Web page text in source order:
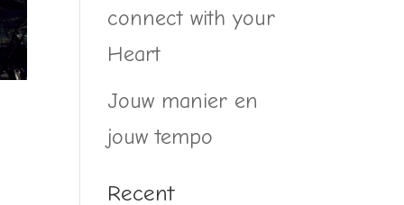
connect with your
Heart
Jouw manier en
jouw tempo
Recent